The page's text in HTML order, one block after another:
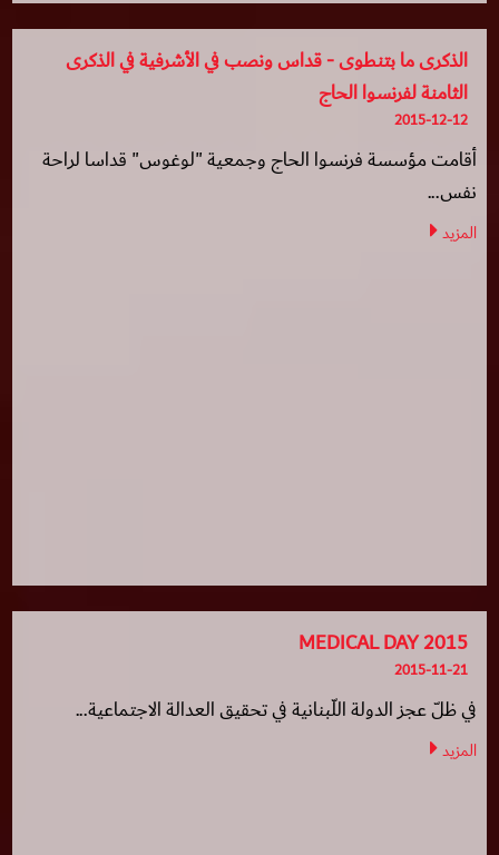
الذكرى ما بتنطوى - قداس ونصب في الأشرفية في الذكرى
الثامنة لفرنسوا الحاج
2015-12-12
أقامت مؤسسة فرنسوا الحاج وجمعية "لوغوس" قداسا لراحة
نفس...
المزيد
MEDICAL DAY 2015
2015-11-21
في ظلّ عجز الدولة اللّبنانية في تحقيق العدالة الاجتماعية...
المزيد